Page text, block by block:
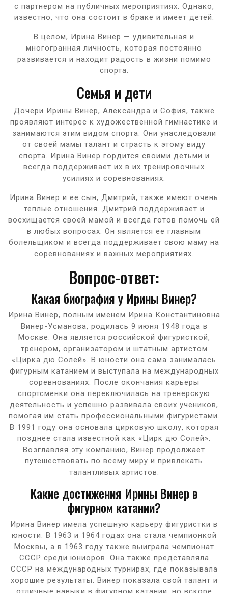
с партнером на публичных мероприятиях. Однако,
известно, что она состоит в браке и имеет детей.
В целом, Ирина Винер — удивительная и
многогранная личность, которая постоянно
развивается и находит радость в жизни помимо
спорта.
Семья и дети
Дочери Ирины Винер, Александра и София, также
проявляют интерес к художественной гимнастике и
занимаются этим видом спорта. Они унаследовали
от своей мамы талант и страсть к этому виду
спорта. Ирина Винер гордится своими детьми и
всегда поддерживает их в их тренировочных
усилиях и соревнованиях.
Ирина Винер и ее сын, Дмитрий, также имеют очень
теплые отношения. Дмитрий поддерживает и
восхищается своей мамой и всегда готов помочь ей
в любых вопросах. Он является ее главным
болельщиком и всегда поддерживает свою маму на
соревнованиях и важных мероприятиях.
Вопрос-ответ:
Какая биография у Ирины Винер?
Ирина Винер, полным именем Ирина Константиновна
Винер-Усманова, родилась 9 июня 1948 года в
Москве. Она является российской фигуристкой,
тренером, организатором и штатным артистом
«Цирка дю Солей». В юности она сама занималась
фигурным катанием и выступала на международных
соревнованиях. После окончания карьеры
спортсменки она переключилась на тренерскую
деятельность и успешно развивала своих учеников,
помогая им стать профессиональными фигуристами.
В 1991 году она основала цирковую школу, которая
позднее стала известной как «Цирк дю Солей».
Возглавляя эту компанию, Винер продолжает
путешествовать по всему миру и привлекать
талантливых артистов.
Какие достижения Ирины Винер в
фигурном катании?
Ирина Винер имела успешную карьеру фигуристки в
юности. В 1963 и 1964 годах она стала чемпионкой
Москвы, а в 1963 году также выиграла чемпионат
СССР среди юниоров. Она также представляла
СССР на международных турнирах, где показывала
хорошие результаты. Винер показала свой талант и